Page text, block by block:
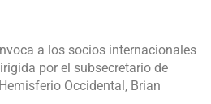
a los socios internacionales
por el subsecretario de
Occidental, Brian